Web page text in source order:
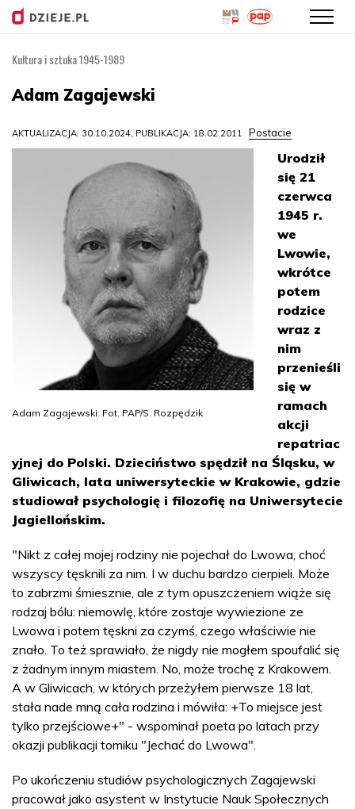
Kultura i sztuka 1945-1989
Adam Zagajewski
AKTUALIZACJA: 30.10.2024, PUBLIKACJA: 18.02.2011 Postacie
Adam Zagajewski. Fot. PAP/S. Rozpędzik
Urodził
się 21
czerwca
1945 r.
we
Lwowie,
wkrótce
potem
rodzice
wraz z
nim
przenieśli
się w
ramach
akcji
repatriac
yjnej do Polski. Dzieciństwo spędził na Śląsku, w
Gliwicach, lata uniwersyteckie w Krakowie, gdzie
studiował psychologię i filozofię na Uniwersytecie
Jagiellońskim.
"Nikt z całej mojej rodziny nie pojechał do Lwowa, choć
wszyscy tęsknili za nim. I w duchu bardzo cierpieli. Może
to zabrzmi śmiesznie, ale z tym opuszczeniem wiąże się
rodzaj bólu: niemowlę, które zostaje wywiezione ze
Lwowa i potem tęskni za czymś, czego właściwie nie
znało. To też sprawiało, że nigdy nie mogłem spoufalić się
z żadnym innym miastem. No, może trochę z Krakowem.
A w Gliwicach, w których przeżyłem pierwsze 18 lat,
stała nade mną cała rodzina i mówiła: +To miejsce jest
tylko przejściowe+" - wspominał poeta po latach przy
okazji publikacji tomiku "Jechać do Lwowa".
Po ukończeniu studiów psychologicznych Zagajewski
pracował jako asystent w Instytucie Nauk Społecznych